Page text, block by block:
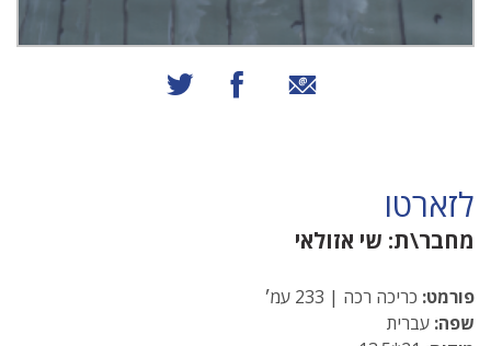
שיתוף באמצעות אימייל
שיתוף בפייסבוק
לזארטו
מחבר\ת: שי אזולאי
פורמט: כריכה רכה | 233 עמ׳
שפה: עברית